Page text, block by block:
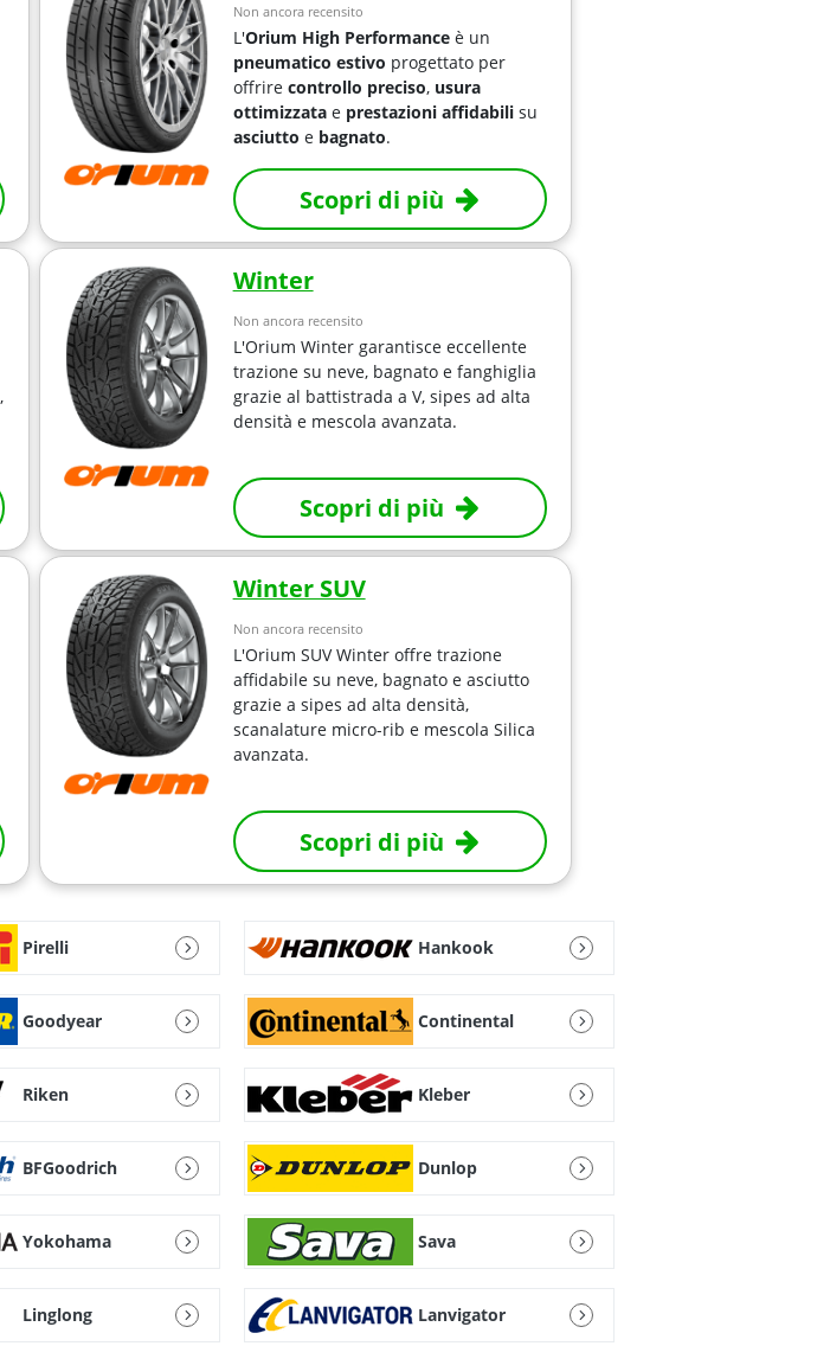
Non ancora recensito
L'Orium High Performanceè un
pneumatico estivo progettato per
offrire controllo preciso, usura
ottimizzatae prestazioni affidabilisu
asciutto e bagnato.
Scopri di più
,
Winter
Non ancora recensito
L'Orium Winter garantisce eccellente
trazione su neve, bagnato e fanghiglia
grazie al battistrada a V, sipes ad alta
densità e mescola avanzata.
Scopri di più
Winter SUV
Non ancora recensito
L'Orium SUV Winter offre trazione
affidabile su neve, bagnato e asciutto
grazie a sipes ad alta densità,
scanalature micro-rib e mescola Silica
avanzata.
Scopri di più
Pirelli Hankook
Goodyear Continental
Riken Kleber
BFGoodrich Dunlop
Yokohama Sava
Linglong Lanvigator